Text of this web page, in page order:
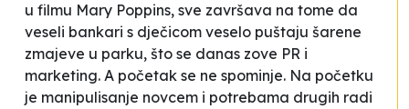
u filmu Mary Poppins, sve završava na tome da
veseli bankari s dječicom veselo puštaju šarene
zmajeve u parku, što se danas zove PR i
marketing. A početak se ne spominje. Na početku
je manipulisanje novcem i potrebama drugih radi